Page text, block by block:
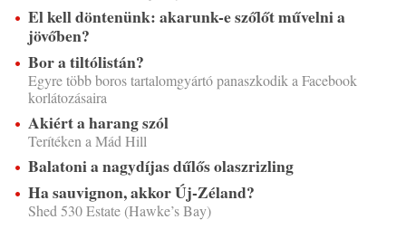
El kell döntenünk: akarunk-e szőlőt művelni a
jövőben?
Bor a tiltólistán?
Egyre több boros tartalomgyártó panaszkodik a Facebook
korlátozásaira
Akiért a harang szól
Terítéken a Mád Hill
Balatoni a nagydíjas dűlős olaszrizling
Ha sauvignon, akkor Új-Zéland?
Shed 530 Estate (Hawke’s Bay)